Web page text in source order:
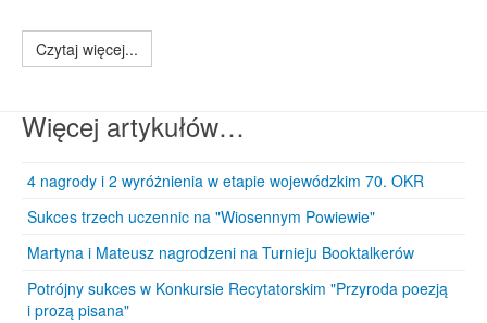
Czytaj więcej...
Więcej artykułów…
4 nagrody i 2 wyróżnienia w etapie wojewódzkim 70. OKR
Sukces trzech uczennic na "Wiosennym Powiewie"
Martyna i Mateusz nagrodzeni na Turnieju Booktalkerów
Potrójny sukces w Konkursie Recytatorskim "Przyroda poezją
i prozą pisana"